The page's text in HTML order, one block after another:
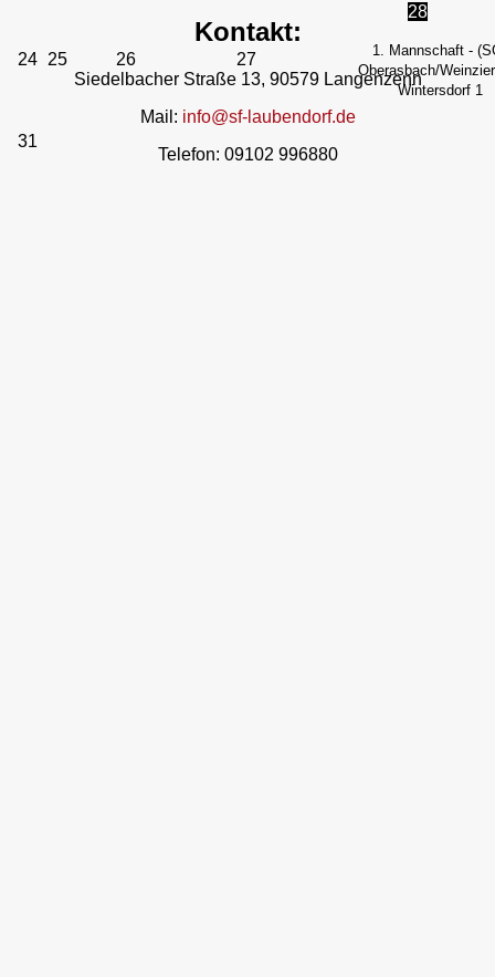
24 25 26 27
28
1. Mannschaft -
Oberasbach/
Wintersdorf 1
31
Kontakt:
Siedelbacher Straße 13, 90579 Langenzenn
Mail: info@sf-laubendorf.de
Telefon: 09102 996880